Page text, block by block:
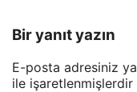
Bir yanıt yazın
E-posta adresiniz
ile işaretlenmişlerdir